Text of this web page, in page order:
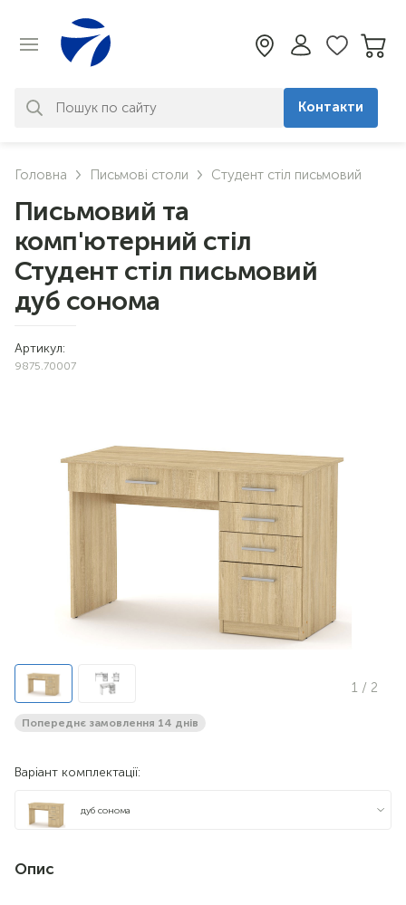
знайдено. Уточніть свій запит
Контакти
Головна Письмові столи Студент стіл письмовий
Письмовий та
комп'ютерний стіл
Студент стіл письмовий
дуб сонома
Артикул:
9875.70007
1 / 2
Попереднє замовлення 14 днів
Варіант комплектації:
дуб сонома
Опис